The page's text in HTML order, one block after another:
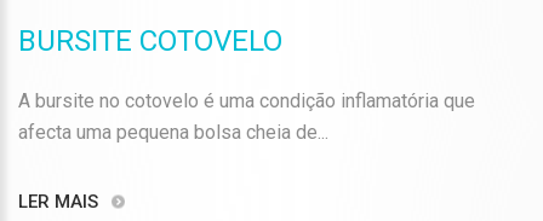
BURSITE COTOVELO
A bursite no cotovelo é uma condição inflamatória que
afecta uma pequena bolsa cheia de...
LER MAIS